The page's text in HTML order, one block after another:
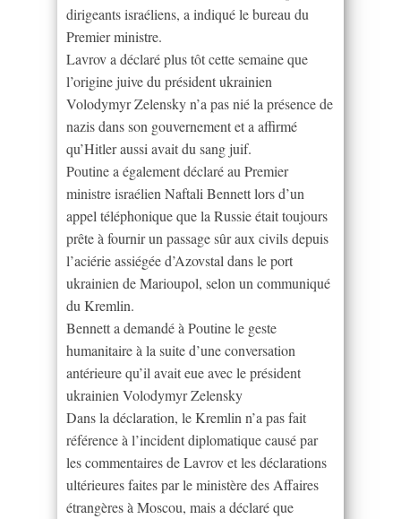
dirigeants israéliens, a indiqué le bureau du
Premier ministre.
Lavrov a déclaré plus tôt cette semaine que
l’origine juive du président ukrainien
Volodymyr Zelensky n’a pas nié la présence de
nazis dans son gouvernement et a affirmé
qu’Hitler aussi avait du sang juif.
Poutine a également déclaré au Premier
ministre israélien Naftali Bennett lors d’un
appel téléphonique que la Russie était toujours
prête à fournir un passage sûr aux civils depuis
l’aciérie assiégée d’Azovstal dans le port
ukrainien de Marioupol, selon un communiqué
du Kremlin.
Bennett a demandé à Poutine le geste
humanitaire à la suite d’une conversation
antérieure qu’il avait eue avec le président
ukrainien Volodymyr Zelensky
Dans la déclaration, le Kremlin n’a pas fait
référence à l’incident diplomatique causé par
les commentaires de Lavrov et les déclarations
ultérieures faites par le ministère des Affaires
étrangères à Moscou, mais a déclaré que